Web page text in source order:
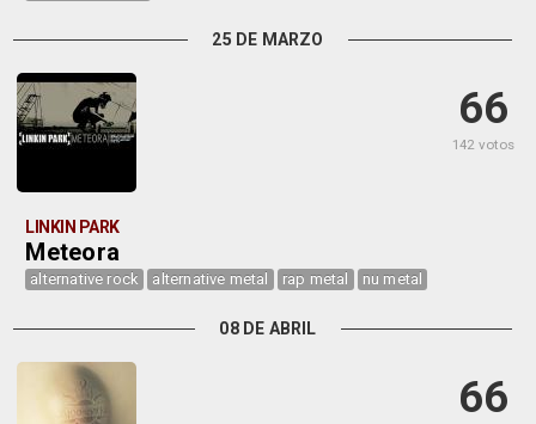
25 DE MARZO
66
142 votos
LINKIN PARK
Meteora
alternative rock alternative metal rap metal nu metal
08 DE ABRIL
66